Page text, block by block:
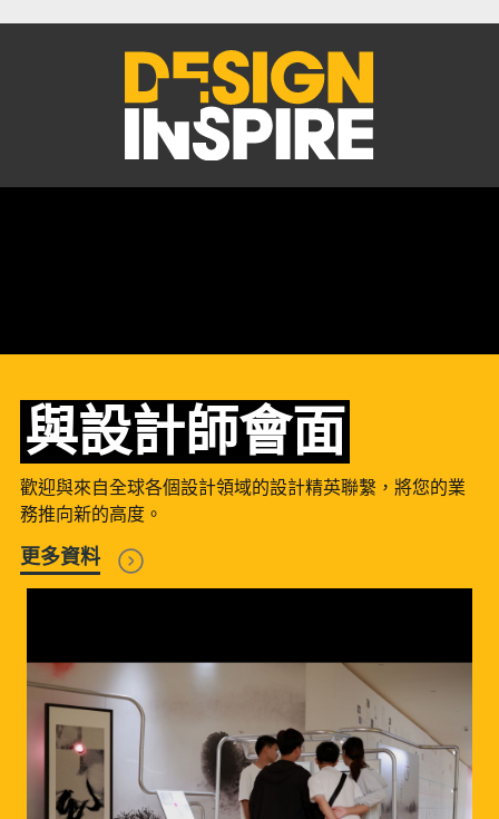
與設計師會面
歡迎與來自全球各個設計領域的設計精英聯繫，將您的業
務推向新的高度。
更多資料